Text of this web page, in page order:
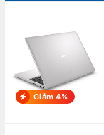
Giảm 4%